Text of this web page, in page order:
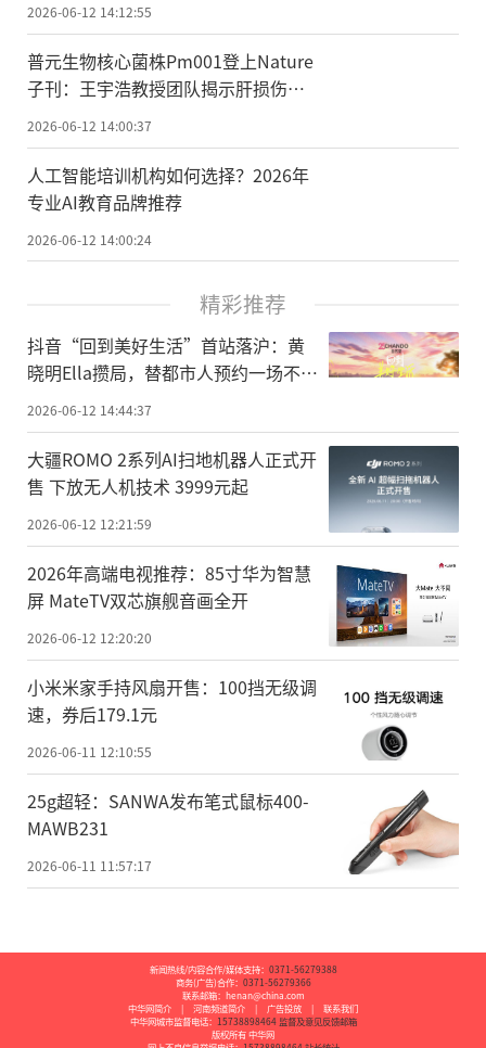
2026-06-12 14:12:55
普元生物核心菌株Pm001登上Nature
子刊：王宇浩教授团队揭示肝损伤保
2026-06-12 14:00:37
人工智能培训机构如何选择？2026年
专业AI教育品牌推荐
2026-06-12 14:00:24
精彩推荐
抖音“回到美好生活”首站落沪：黄
晓明Ella攒局，替都市人预约一场不赶
时间的晚风
2026-06-12 14:44:37
大疆ROMO 2系列AI扫地机器人正式开
售 下放无人机技术 3999元起
2026-06-12 12:21:59
2026年高端电视推荐：85寸华为智慧
屏 MateTV双芯旗舰音画全开
2026-06-12 12:20:20
小米米家手持风扇开售：100挡无级调
速，券后179.1元
2026-06-11 12:10:55
25g超轻：SANWA发布笔式鼠标400-
MAWB231
2026-06-11 11:57:17
新闻热线/内容合作/媒体支持： 0371-56279388
商务(广告)合作： 0371-56279366
联系邮箱：henan@china.com
中华网简介
| 河南频道简介 | 广告投放 |
联系我们
中华网城市监督电话： 15738898464 监督及意见反馈邮箱
版权所有 中华网